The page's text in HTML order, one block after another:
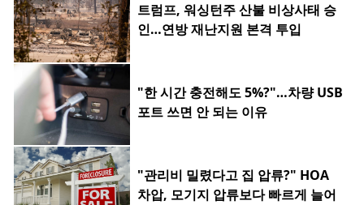
트럼프, 워싱턴주 산불 비상사태 승
인…연방 재난지원 본격 투입
"한 시간 충전해도 5%?"…차량 USB
포트 쓰면 안 되는 이유
"관리비 밀렸다고 집 압류?" HOA
차압, 모기지 압류보다 빠르게 늘어